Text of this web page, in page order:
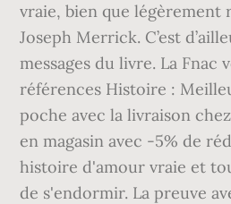
vraie, bien que légèrement
Joseph Merrick. C’est
messages du livre. La Fnac
références Histoire :
poche avec la livraison
en magasin avec -5% de
histoire d'amour vraie et
de s'endormir. La preuve